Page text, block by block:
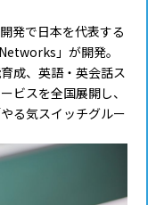
発で日本を代表する
」が開発。
成、英語・英会話ス
ビスを全国展開し、
る気スイッチグルー
スまで学べる最高の
理解度に合わせた個
学ぶことが出来ま